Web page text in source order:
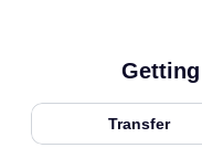
Transfer